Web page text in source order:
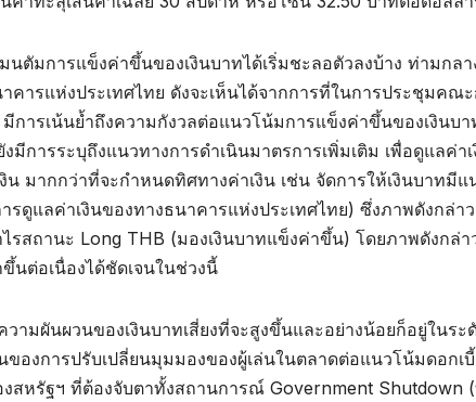
มนตัมการแข็งค่าขึ้นของเงินบาทได้เริ่มชะลอตัวลงบ้าง ท่ามก
คารแห่งประเทศไทย ดังจะเห็นได้จากการที่ในการประชุมคณ
การเน้นย้ำถึงความกังวลต่อแนวโน้มการแข็งค่าขึ้นของเงินบ
งมีการระบุถึงแนวทางการดำเนินมาตรการเพิ่มเติม เพื่อดูแลค่
น มากกว่าที่จะกำหนดทิศทางค่าเงิน เช่น จัดการให้เงินบาทมีแ
รดูแลค่าเงินของทางธนาคารแห่งประเทศไทย) ซึ่งภาพดังกล่า
รสถานะ Long THB (มองเงินบาทแข็งค่าขึ้น) โดยภาพดังกล่า
นต่อเนื่องได้ชัดเจนในช่วงนี้
วามผันผวนของเงินบาทเสี่ยงที่จะสูงขึ้นและอย่างน้อยก็อยู่ในร
องการปรับเปลี่ยนมุมมองของผู้เล่นในตลาดต่อแนวโน้มดอกเ
งสหรัฐฯ ที่ต้องจับตาทั้งสถานการณ์ Government